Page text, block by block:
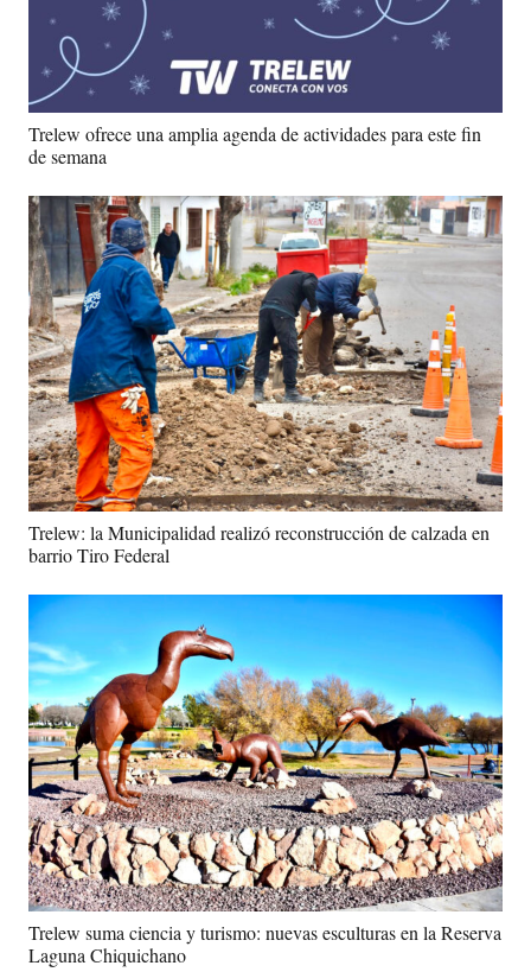
Trelew ofrece una amplia agenda de actividades para este fin
de semana
Trelew: la Municipalidad realizó reconstrucción de calzada en
barrio Tiro Federal
Trelew suma ciencia y turismo: nuevas esculturas en la Reserva
Laguna Chiquichano